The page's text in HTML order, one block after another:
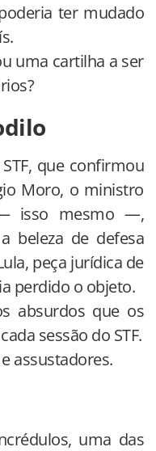
ter mudado
uma cartilha a ser
que confirmou
Moro, o ministro
isso mesmo —,
beleza de defesa
peça jurídica de
perdido o objeto.
absurdos que os
sessão do STF.
assustadores.
uma das